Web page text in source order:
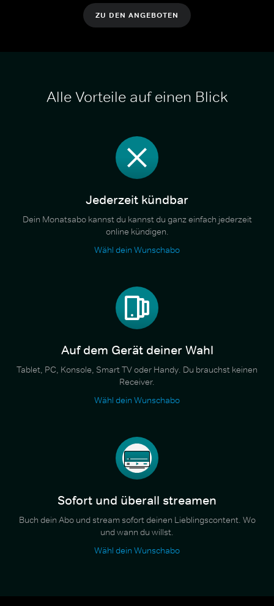
ZU DEN ANGEBOTEN
Alle Vorteile auf einen Blick
Jederzeit kündbar
Dein Monatsabo kannst du kannst du ganz einfach jederzeit
online kündigen.
Wähl dein Wunschabo
Auf dem Gerät deiner Wahl
Tablet, PC, Konsole, Smart TV oder Handy. Du brauchst keinen
Receiver.
Wähl dein Wunschabo
Sofort und überall streamen
Buch dein Abo und stream sofort deinen Lieblingscontent. Wo
und wann du willst.
Wähl dein Wunschabo